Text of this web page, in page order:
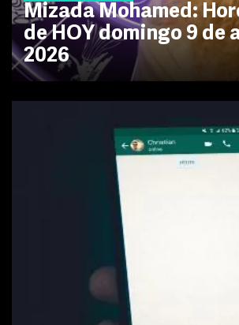
Mizada Mohamed:
de HOY domingo 9 de
2026